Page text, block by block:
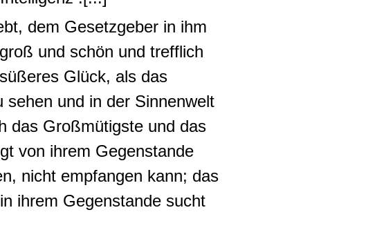
dem Gesetzgeber in ihm
und schön und trefflich
Glück, als das
und in der Sinnenwelt
das Großmütigste und das
von ihrem Gegenstande
nicht empfangen kann; das
ihrem Gegenstande sucht